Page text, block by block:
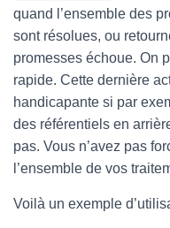
quand l’ensemble des
sont résolues, ou
promesses échoue. On
rapide. Cette dernière
handicapante si par
des référentiels en
pas. Vous n’avez pas
l’ensemble de vos
Voilà un exemple